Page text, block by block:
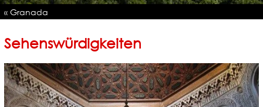
« Granada
Sehenswürdigkeiten